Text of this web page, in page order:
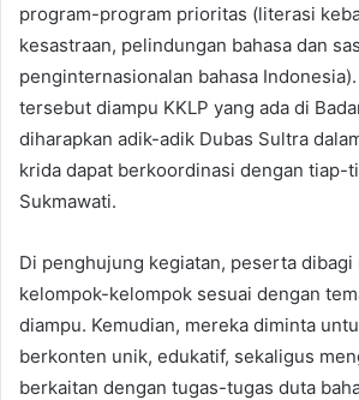
program-program prioritas (literasi
kesastraan, pelindungan bahasa dan
penginternasionalan bahasa
tersebut diampu KKLP yang ada di
diharapkan adik-adik Dubas Sultra
krida dapat berkoordinasi dengan tiap-
Sukmawati.
Di penghujung kegiatan, peserta dibagi
kelompok-kelompok sesuai dengan
diampu. Kemudian, mereka diminta
berkonten unik, edukatif, sekaligus
berkaitan dengan tugas-tugas duta